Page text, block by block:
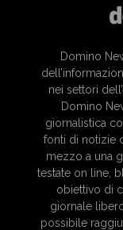
Domino
nei settori
Domino
giornalistica
fonti di notizie
mezzo a una
testate on line,
obiettivo di
giornale
possibile